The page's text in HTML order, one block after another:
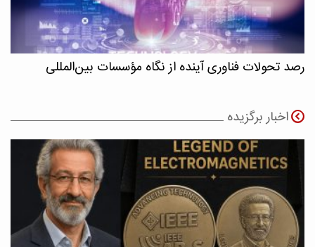
رصد تحولات فناوری آینده از نگاه مؤسسات بین‌المللی
اخبار برگزیده